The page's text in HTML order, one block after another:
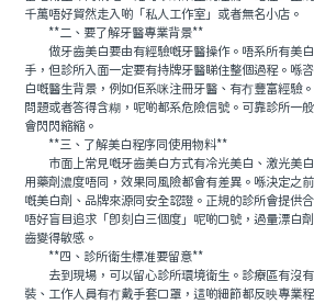
千萬唔好貿然走入啲「私人工作室」或者無名小店。
**二、要了解牙醫專業背景**
做牙齒美白要由有經驗嘅牙醫操作。唔系所有美白
手，但診所入面一定要有持牌牙醫睇住整個過程。喺
白嘅醫生背景，例如佢系咪注冊牙醫、有冇豐富經驗
問題或者答得含糊，呢啲都系危險信號。可靠診所一
會閃閃縮縮。
**三、了解美白程序同使用物料**
市面上常見嘅牙齒美白方式有冷光美白、激光美白
用藥劑濃度唔同，效果同風險都會有差異。喺決定之
嘅美白劑、品牌來源同安全認證。正規的診所會提供
唔好盲目追求「即刻白三個度」呢啲口號，過量漂白
齒變得敏感。
**四、診所衛生標准要留意**
去到現場，可以留心診所環境衛生。診療區有沒有
裝、工作人員有冇戴手套口罩，這啲細節都反映專業